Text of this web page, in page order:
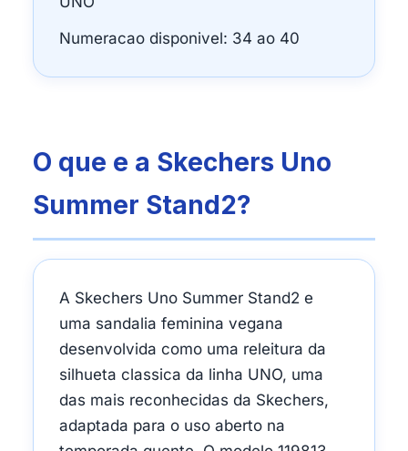
Numeracao disponivel: 34 ao 40
O que e a Skechers Uno
Summer Stand2?
A Skechers Uno Summer Stand2 e
uma sandalia feminina vegana
desenvolvida como uma releitura da
silhueta classica da linha UNO, uma
das mais reconhecidas da Skechers,
adaptada para o uso aberto na